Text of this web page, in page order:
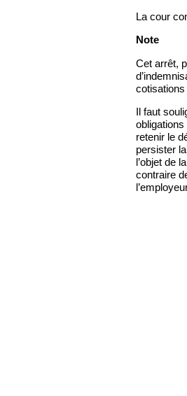
La cour
Note
Cet arrêt,
Il faut
retenir le
persister
l’objet de
contraire